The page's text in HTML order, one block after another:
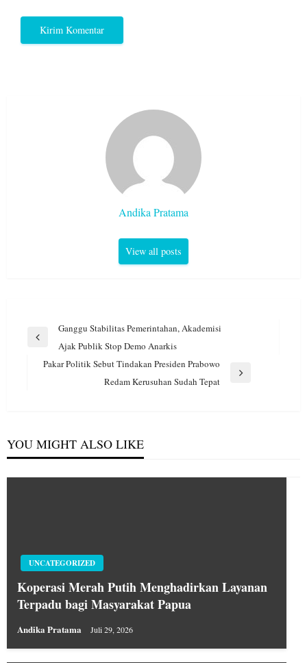
Andika Pratama
View all posts
NavigasiGanggu Stabilitas Pemerintahan, Akademisi
Ajak Publik Stop Demo Anarkis
Pakar Politik Sebut Tindakan Presiden Prabowo
Redam Kerusuhan Sudah Tepat
YOU MIGHT ALSO LIKE
UNCATEGORIZED
Koperasi Merah Putih Menghadirkan Layanan
Terpadu bagi Masyarakat Papua
Andika Pratama Juli 29, 2026